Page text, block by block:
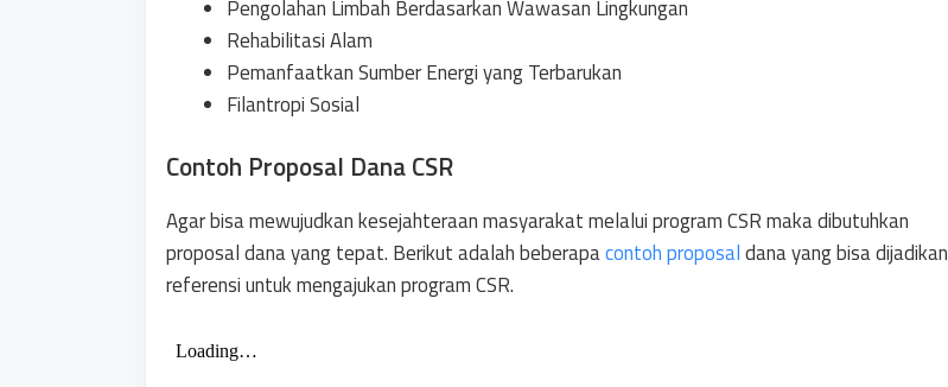
Pengolahan Limbah Berdasarkan Wawasan Lingkungan
Rehabilitasi Alam
Pemanfaatkan Sumber Energi yang Terbarukan
Filantropi Sosial
Contoh Proposal Dana CSR
Agar bisa mewujudkan kesejahteraan masyarakat melalui program CSR maka dibutuhkan
proposal dana yang tepat. Berikut adalah beberapacontoh proposaldana yang bisa dijadikan
referensi untuk mengajukan program CSR.